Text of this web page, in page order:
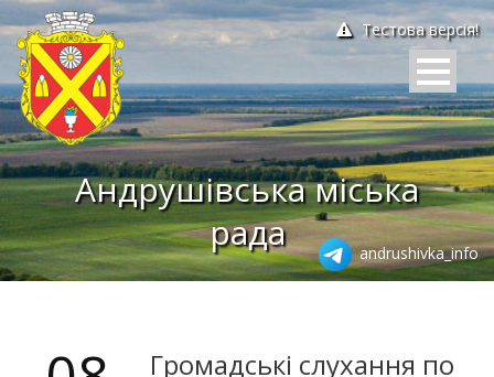
Тестова версія!
Андрушівська міська
рада
andrushivka_info
Громадські слухання по